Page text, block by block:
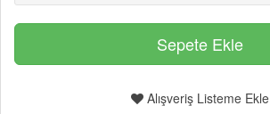
Alışveriş Listeme Ekle